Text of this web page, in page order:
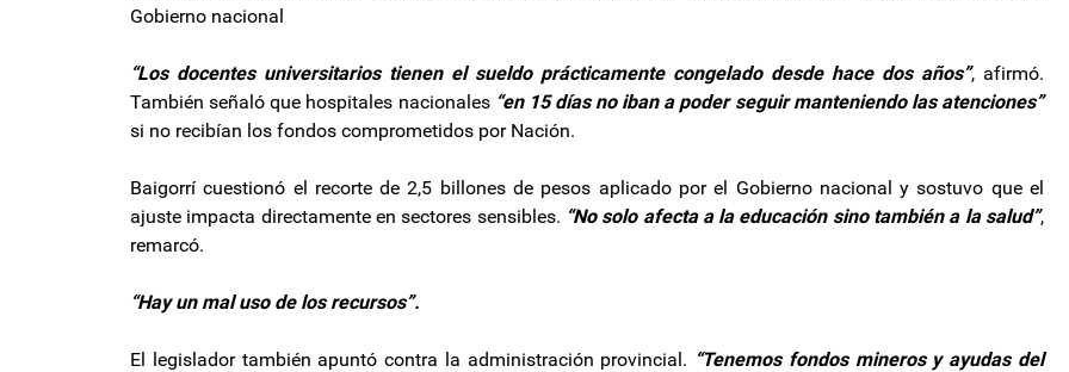
Gobierno nacional
“Los docentes universitarios tienen el sueldo prácticamente congelado desde hace dos años”, afirmó.
También señaló que hospitales nacionales “en 15 días no iban a poder seguir manteniendo las atenciones”
si no recibían los fondos comprometidos por Nación.
Baigorrí cuestionó el recorte de 2,5 billones de pesos aplicado por el Gobierno nacional y sostuvo que el
ajuste impacta directamente en sectores sensibles. “No solo afecta a la educación sino también a la salud”,
remarcó.
“Hay un mal uso de los recursos”.
El legislador también apuntó contra la administración provincial. “Tenemos fondos mineros y ayudas del